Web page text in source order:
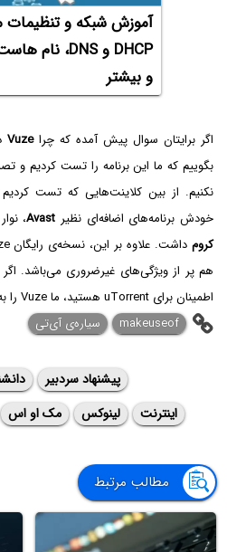
آموزش شبکه و تنظیمات
و بیشتر
اگر برایتان سوال پیش آمده که چراVuze
بگوییم که ما این برنامه را تست کردیم و
خودش برنامه‌های اضافه‌ای نظیر Avast،
کروم
هم پر از ویژگی‌های غیرضروری می‌باشد.
اطمینان برای uTorrent هستید، ما Vuze را به شما توصیه نمی‌کنیم.
makeuseof
سیاره‌ی آی‌تی
پیشنهاد سردبیر
اینترنت
لینوکس مک او اس
مطالب مرتبط